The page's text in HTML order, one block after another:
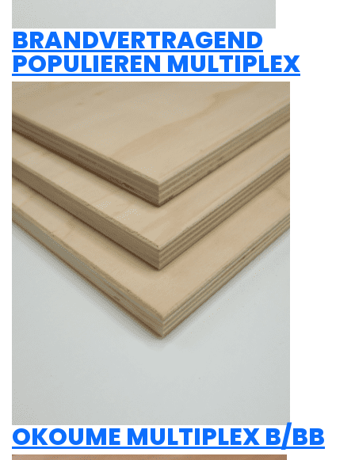
BRANDVERTRAGEND
POPULIEREN MULTIPLEX
OKOUME MULTIPLEX B/BB